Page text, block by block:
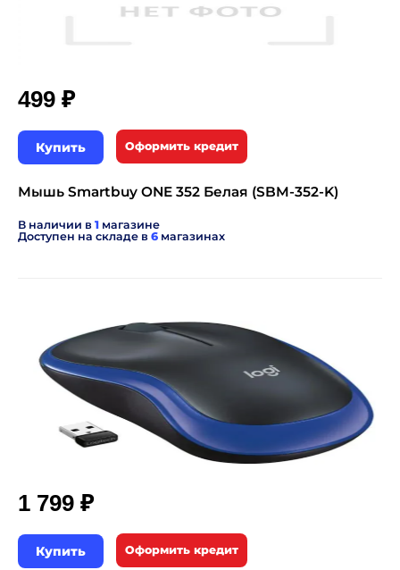
499 ₽
Купить Оформить кредит
Мышь Smartbuy ONE 352 Белая (SBM-352-K)
В наличии в 1 магазине
Доступен на складе в 6 магазинах
1 799 ₽
Купить Оформить кредит